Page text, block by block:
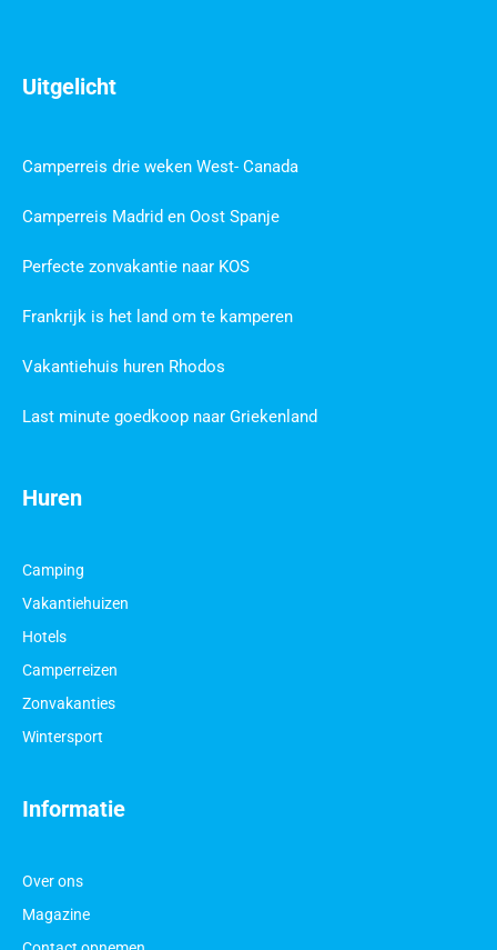
Informatie
Over ons
Magazine
Huren
Camping
Vakantiehuizen
Hotels
Camperreizen
Zonvakanties
Wintersport
Uitgelicht
Camperreis drie weken West- Canada
Camperreis Madrid en Oost Spanje
Perfecte zonvakantie naar KOS
Frankrijk is het land om te kamperen
Vakantiehuis huren Rhodos
Last minute goedkoop naar Griekenland